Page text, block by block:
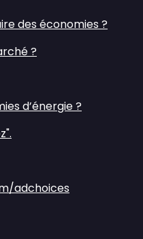
des économies ?⁠
?⁠
d’énergie ?⁠
adchoices